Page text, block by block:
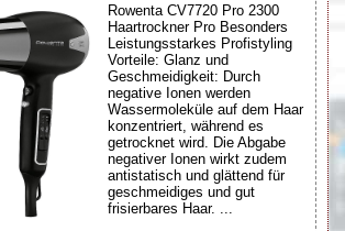
Rowenta CV7720 Pro 2300
Haartrockner Pro Besonders
Leistungsstarkes Profistyling
Vorteile: Glanz und
Geschmeidigkeit: Durch
negative Ionen werden
Wassermoleküle auf dem Haar
konzentriert, während es
getrocknet wird. Die Abgabe
negativer Ionen wirkt zudem
antistatisch und glättend für
geschmeidiges und gut
frisierbares Haar. ...